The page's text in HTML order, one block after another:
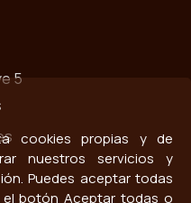
5
cookies propias y de
nuestros servicios y
Puedes aceptar todas
botón Aceptar todas o